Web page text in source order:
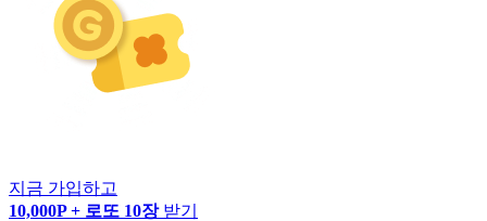
지금 가입하고
10,000P + 로또 10장 받기